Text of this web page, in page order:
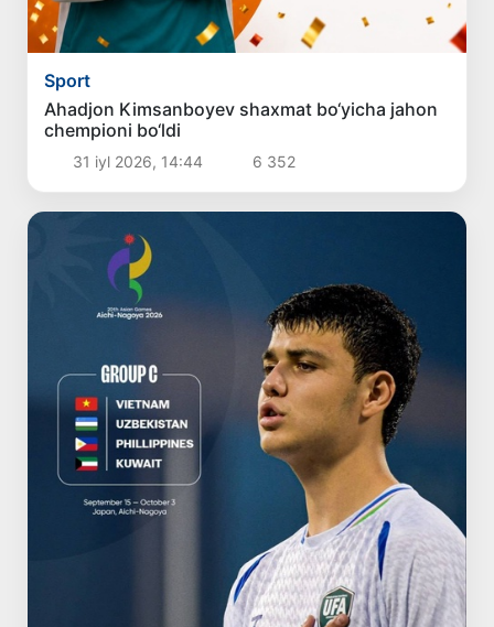
Sport
Ahadjon Kimsanboyev shaxmat bo‘yicha jahon
chempioni bo‘ldi
31 iyl 2026, 14:44 6 352